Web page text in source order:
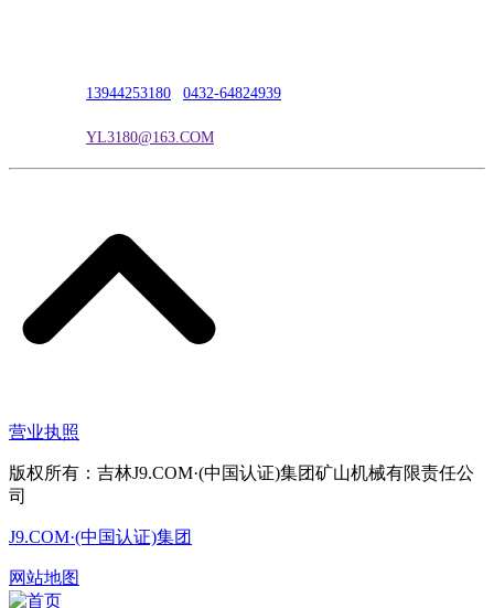
13944253180 0432-64824939
YL3180@163.COM
营业执照
版权所有：吉林J9.COM·(中国认证)集团矿山机械有限责任公
司
J9.COM·(中国认证)集团
网站地图